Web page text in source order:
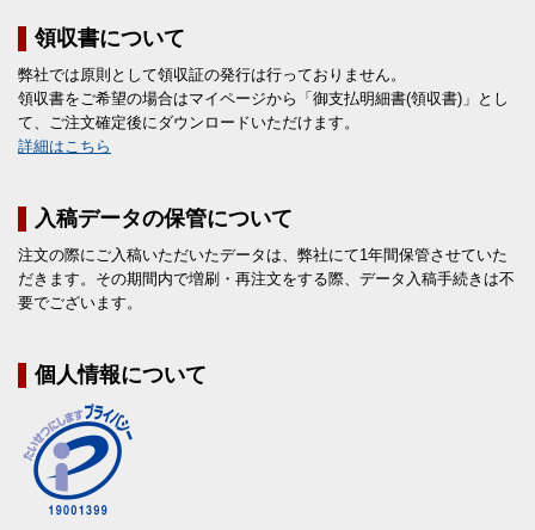
領収書について
弊社では原則として領収証の発行は行っておりません。
領収書をご希望の場合はマイページから「御支払明細書(領収書)」とし
て、ご注文確定後にダウンロードいただけます。
詳細はこちら
入稿データの保管について
注文の際にご入稿いただいたデータは、弊社にて1年間保管させていた
だきます。その期間内で増刷・再注文をする際、データ入稿手続きは不
要でございます。
個人情報について